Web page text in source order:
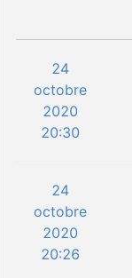
24
octobre
2020
20:30
24
octobre
2020
20:26